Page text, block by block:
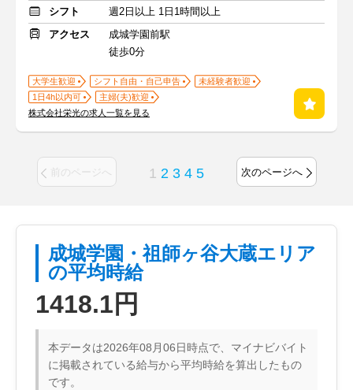
シフト
週2日以上 1日1時間以上
アクセス
成城学園前駅
徒歩0分
大学生歓迎 シフト自由・自己申告
未経験者歓迎
1日4h以内可
主婦(夫)歓迎
株式会社栄光の求人一覧を見る
前のページへ 1 2 3 4 5 次のページへ
成城学園・祖師ヶ谷大蔵エリア
の平均時給
1418.1円
本データは2026年08月06日時点で、マイナビバイト
に掲載されている給与から平均時給を算出したもの
です。